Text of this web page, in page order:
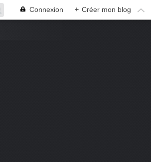
Connexion + Créer mon blog